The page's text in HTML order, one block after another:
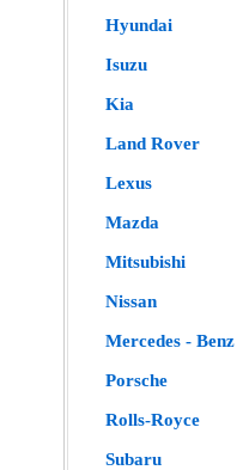
Hyundai
Isuzu
Kia
Land Rover
Lexus
Mazda
Mitsubishi
Nissan
Mercedes - Benz
Porsche
Rolls-Royce
Subaru